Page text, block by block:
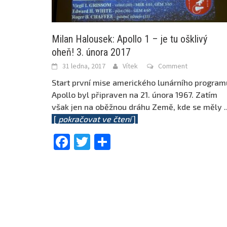
Milan Halousek: Apollo 1 – je tu ošklivý
oheň! 3. února 2017
31 ledna, 2017 Vítek Comment
Start první mise amerického lunárního
Apollo byl připraven na 21. února 1967. Zatím
však jen na oběžnou dráhu Země, kde se měly
[ pokračovat ve čtení]
Facebook
Twitter